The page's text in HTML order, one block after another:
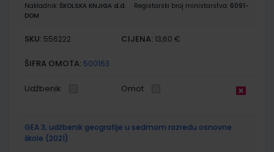
Nakladnik: ŠKOLSKA KNJIGA d.d. Registarski broj ministarstva: 6091-
DOM
SKU: 556222 CIJENA: 13,60 €
ŠIFRA OMOTA: 500163
Udžbenik Omot
GEA 3; udžbenik geografije u sedmom razredu osnovne
škole (2021)